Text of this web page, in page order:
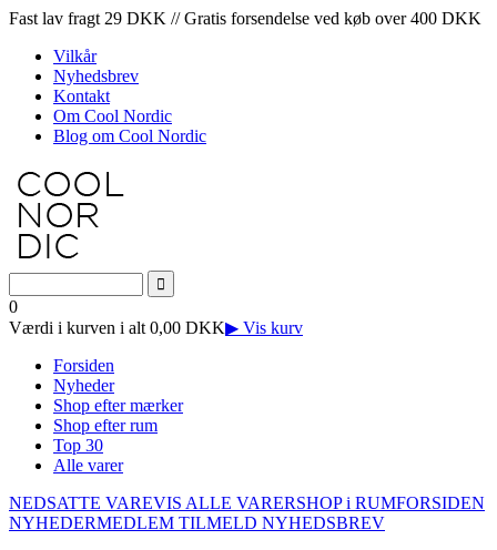
Fast lav fragt 29 DKK // Gratis forsendelse ved køb over 400 DKK
Vilkår
Nyhedsbrev
Kontakt
Om Cool Nordic
Blog om Cool Nordic
0
Værdi i kurven i alt 0,00 DKK▶ Vis kurv
Forsiden
Nyheder
Shop efter mærker
Shop efter rum
Top 30
Alle varer
NEDSATTE VAREVIS ALLE VARERSHOP i RUMFORSIDEN
NYHEDERMEDLEM TILMELD NYHEDSBREV